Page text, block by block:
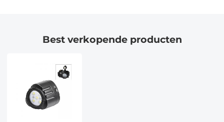
Best verkopende producten